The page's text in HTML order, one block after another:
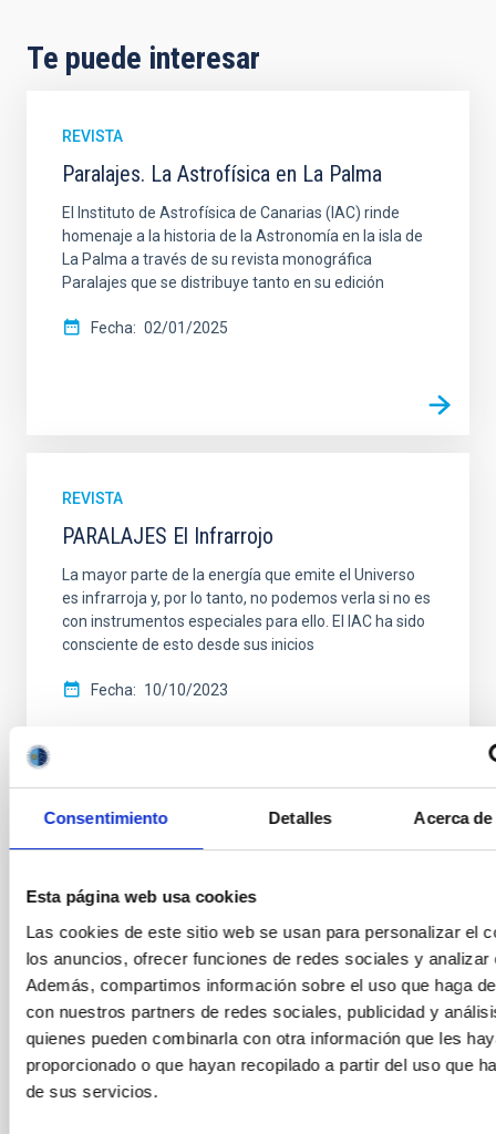
Consentimiento Detalles Acerca
Esta página web usa cookies
Las cookies de este sitio web se usan para personalizar el
los anuncios, ofrecer funciones de redes sociales y analizar
Además, compartimos información sobre el uso que haga
con nuestros partners de redes sociales, publicidad y
quienes pueden combinarla con otra información que les
proporcionado o que hayan recopilado a partir del uso que
de sus servicios.
Te puede interesar
REVISTA
Paralajes. La Astrofísica en La Palma
El Instituto de Astrofísica de Canarias (IAC) rinde
homenaje a la historia de la Astronomía en la isla de
La Palma a través de su revista monográfica
Paralajes que se distribuye tanto en su edición
Fecha 02/01/2025
REVISTA
PARALAJES El Infrarrojo
La mayor parte de la energía que emite el Universo
es infrarroja y, por lo tanto, no podemos verla si no es
con instrumentos especiales para ello. El IAC ha sido
consciente de esto desde sus inicios
Fecha 10/10/2023
El impacto económico y social de la
Astrofísica en Canarias
El denominado Sector de la Astrofísica en Canarias
está integrado por el IAC, por las numerosas
instituciones científicas de todo el mundo que operan
en los Observatorios de Canarias, por el tejido
23/10/2018